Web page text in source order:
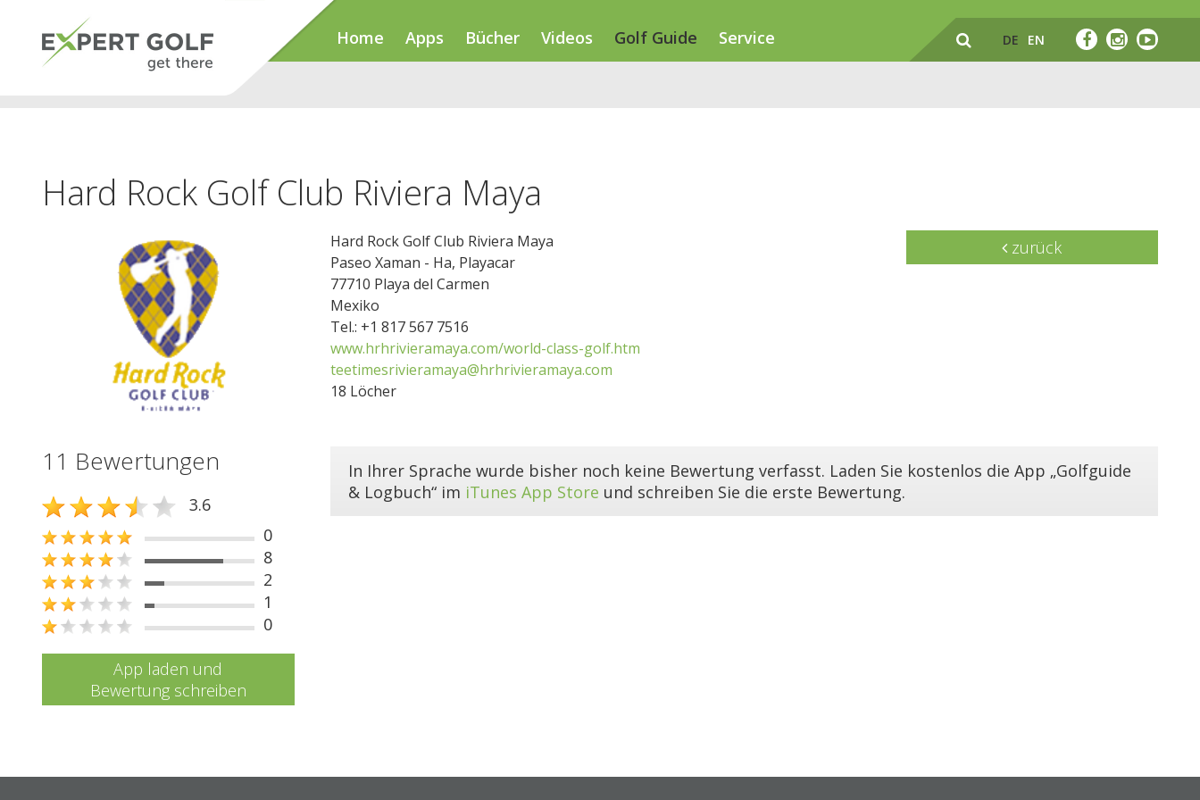
Home Apps Bücher Videos Golf Guide Service DE EN
Hard Rock Golf Club Riviera Maya
Hard Rock Golf Club Riviera Maya
Paseo Xaman - Ha, Playacar
77710 Playa del Carmen
Mexiko
Tel.: +1 817 567 7516
www.hrhrivieramaya.com/world-class-golf.htm
teetimesrivieramaya@hrhrivieramaya.com
18 Löcher
zurück
11 Bewertungen
3.6
0
8
2
1
0
App laden und
Bewertung schreiben
In Ihrer Sprache wurde bisher noch keine Bewertung verfasst. Laden Sie kostenlos die App „Golfguide
& Logbuch“ im iTunes App Store und schreiben Sie die erste Bewertung.